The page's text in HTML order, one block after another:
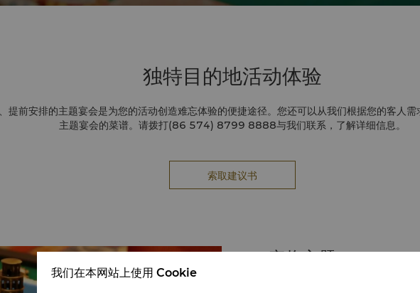
独特目的地活动体验
提前安排的主题宴会是为您的活动创造难忘体验的便捷途径。您还可以从我们根据您的客人
主题宴会的菜谱。请拨打(86 574) 8799 8888与我们联系，了解详细信息。
索取建议书
麻将主题
以中国传统娱乐方式麻将为主题
我们在本网站上使用 Cookie